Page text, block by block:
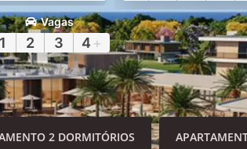
Vagas
1 2 3 4 +
2 DORMITÓRIOS